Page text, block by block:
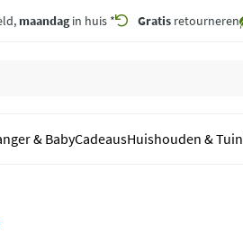
maandagin huis * Gratis retourneren
& BabyCadeausHuishouden & Tuin